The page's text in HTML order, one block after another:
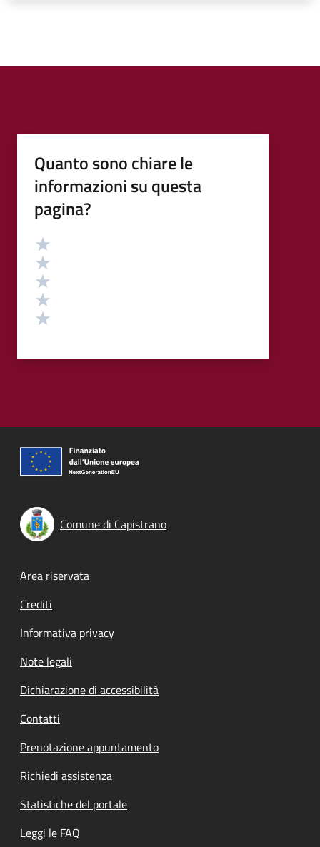
Quanto sono chiare le
informazioni su questa
pagina?
Valutazione
Comune di Capistrano
Footer menu
Area riservata
Crediti
Informativa privacy
Note legali
Dichiarazione di accessibilità
Contatti
Prenotazione appuntamento
Richiedi assistenza
Statistiche del portale
Leggi le FAQ